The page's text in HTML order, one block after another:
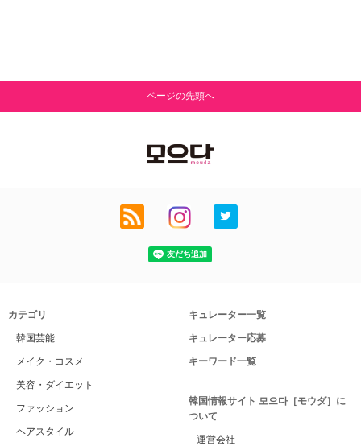
ページの先頭へ
カテゴリ
韓国芸能
メイク・コスメ
美容・ダイエット
ファッション
ヘアスタイル
キュレーター一覧
キュレーター応募
キーワード一覧
韓国情報サイト 모으다［モウダ］に
ついて
運営会社